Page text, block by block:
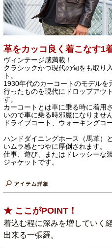
革をカッコ良く着こなす1
ヴィンテージ感満載！
クラシックかつ現代の旬をも取り
ト。
1930年代のカーコートのモデル
行ったものを現代にドロップアウ
す。
カーコートとは車に乗る時に着用
いので車に乗る時邪魔になりません
ドライブコート、ウォーキングコ
ハンドダイニングホース（馬革）
いムラ感とつやに厚倒されます。
仕事、遊び、またはドレッシーな
ジャケットです。
★ ここがPOINT！
着込む程に深みを増していく
出来る一張羅。